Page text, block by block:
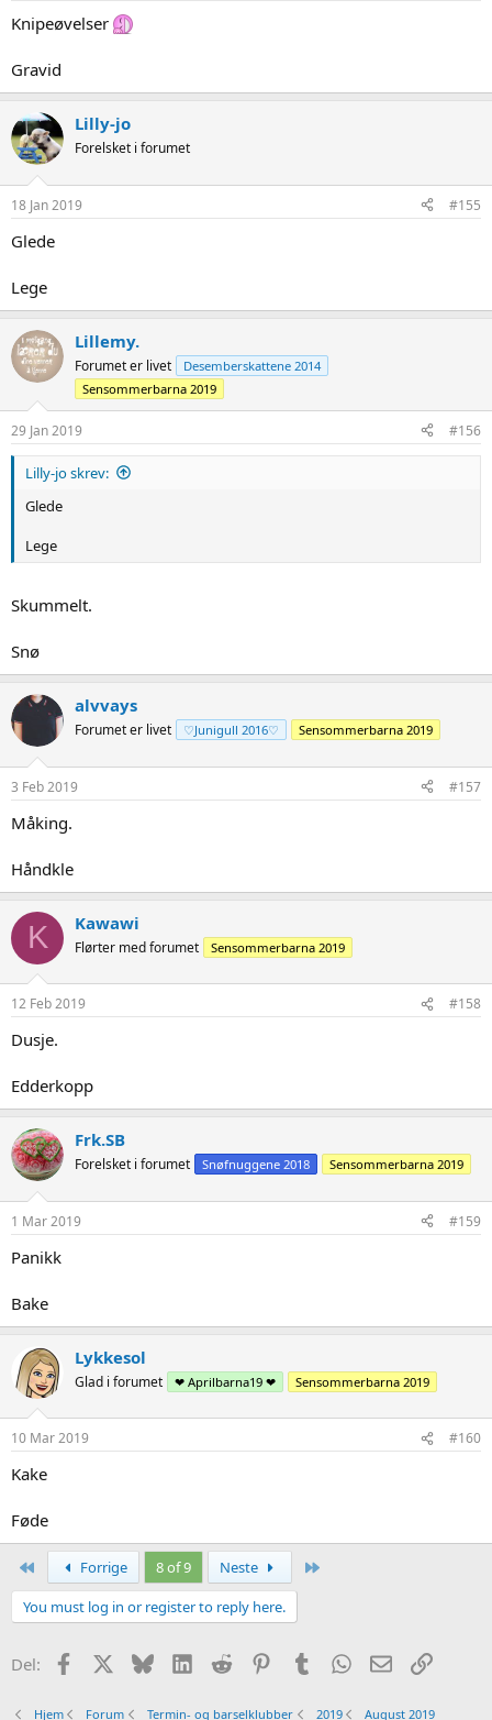
Knipeøvelser
Gravid
Lilly-jo
Forelsket i forumet
18 Jan 2019 #155
Glede
Lege
Lillemy.
Forumet er livet
Desemberskattene 2014
Sensommerbarna 2019
29 Jan 2019 #156
Lilly-jo skrev:
Glede
Lege
Skummelt.
Snø
alvvays
Forumet er livet ♡Junigull 2016♡ Sensommerbarna 2019
3 Feb 2019 #157
Måking.
Håndkle
K Kawawi
Flørter med forumet Sensommerbarna 2019
12 Feb 2019 #158
Dusje.
Edderkopp
Frk.SB
Forelsket i forumet Snøfnuggene 2018 Sensommerbarna 2019
1 Mar 2019 #159
Panikk
Bake
Lykkesol
Glad i forumet ❤ Aprilbarna19 ❤ Sensommerbarna 2019
10 Mar 2019 #160
Kake
Føde
Forrige 8 of 9 Neste
You must log in or register to reply here.
Del: Facebook BlueskyLinkedInReddit PinterestTumblrWhatsApp
EpostLink
Hjem Forum Termin- og barselklubber 2019 August 2019